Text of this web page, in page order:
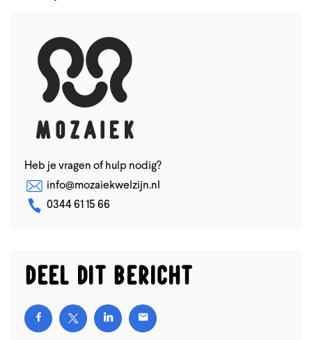
Heb je vragen of hulp nodig?
info@mozaiekwelzijn.nl
0344 61 15 66
Deel dit bericht